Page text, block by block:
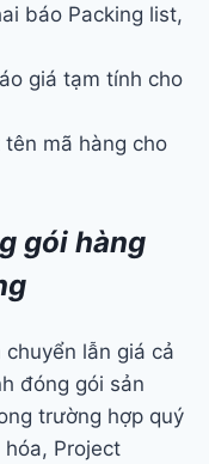
báo Packing list,
giá tạm tính cho
mã hàng cho
gói hàng
lẫn giá cả
đóng gói sản
trường hợp quý
Project